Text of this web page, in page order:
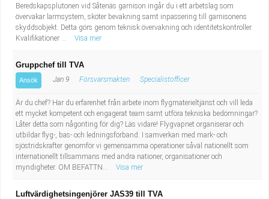
Beredskapsplutonen vid Såtenäs garnison ingår du i ett arbetslag som
övervakar larmsystem, sköter bevakning samt inpassering till garnisonens
skyddsobjekt. Detta görs genom teknisk övervakning och identitetskontroller.
Kvalifikationer ...
Visa mer
Gruppchef till TVA
Ansök Jan 9 Försvarsmakten Specialistofficer
Är du chef? Har du erfarenhet från arbete inom flygmaterieltjänst och vill leda
ett mycket kompetent och engagerat team samt utföra tekniska bedömningar?
Låter detta som någonting för dig? Läs vidare! Flygvapnet organiserar och
utbildar flyg-, bas- och ledningsförband. I samverkan med mark- och
sjöstridskrafter genomför vi gemensamma operationer såväl nationellt som
internationellt tillsammans med andra nationer, organisationer och
myndigheter. OM BEFATTN...
Visa mer
Luftvärdighetsingenjörer JAS39 till TVA